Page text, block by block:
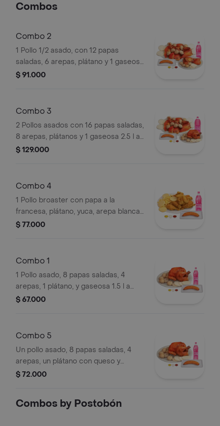
Combos
Combo 2
1 Pollo 1/2 asado, con 12 papas
saladas, 6 arepas, plátano y 1 gaseosa
1.5 l a elección.
$ 91.000
Combo 3
2 Pollos asados con 16 papas saladas,
8 arepas, plátanos y 1 gaseosa 2.5 l a
elección.
$ 129.000
Combo 4
1 Pollo broaster con papa a la
francesa, plátano, yuca, arepa blanca y
gaseosa 1.5 l a elección
$ 77.000
Combo 1
1 Pollo asado, 8 papas saladas, 4
arepas, 1 plátano, y gaseosa 1.5 l a
elección.
$ 67.000
Combo 5
Un pollo asado, 8 papas saladas, 4
arepas, un plátano con queso y
bocadillo, gaseosa 1.5 lt .
$ 72.000
Combos by Postobón